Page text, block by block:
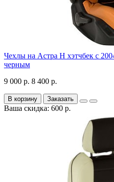
Чехлы на Астра H хэтчбек с
черным
9 000 р. 8 400 р.
В корзину Заказать
Ваша скидка: 600 р.